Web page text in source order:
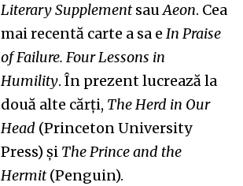
Literary SupplementsauAeon. Cea
mai recentă carte a sa e In Praise
of Failure. Four Lessons in
Humility. În prezent lucrează la
două alte cărți, The Herd in Our
Head (Princeton University
Press) și The Prince and the
Hermit(Penguin).